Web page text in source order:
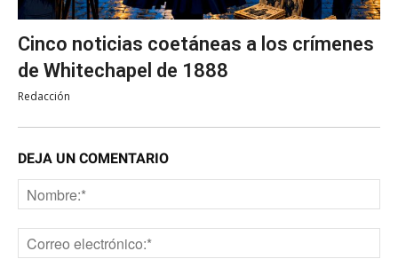
Cinco noticias coetáneas a los crímenes
de Whitechapel de 1888
Redacción
DEJA UN COMENTARIO